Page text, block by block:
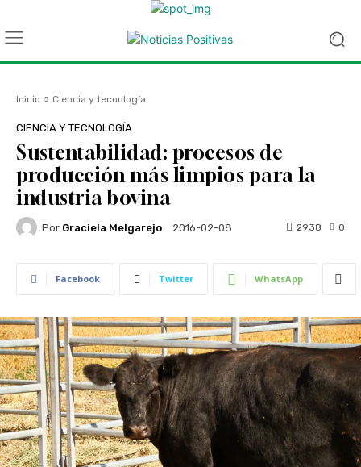
Inicio Ciencia y tecnología
CIENCIA Y TECNOLOGÍA
Sustentabilidad: procesos de
producción más limpios para la
industria bovina
Por Graciela Melgarejo 2016-02-08 0
2938
Facebook Twitter WhatsApp